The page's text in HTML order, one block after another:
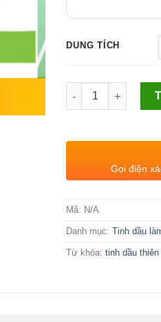
DUNG TÍCH
Số lượng
Gọi điện
Mã: N/A
Danh mục:Tinh dầu
Từ khóa:tinh dầu thiên